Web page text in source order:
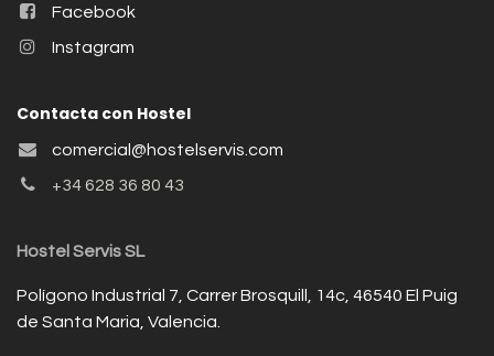
Facebook
Instagram
Contacta con Hostel
comercial@hostelservis.com
+34 628 36 80 43
Hostel Servis SL
Polígono Industrial 7, Carrer Brosquill, 14c, 46540 El Puig
de Santa Maria, Valencia.